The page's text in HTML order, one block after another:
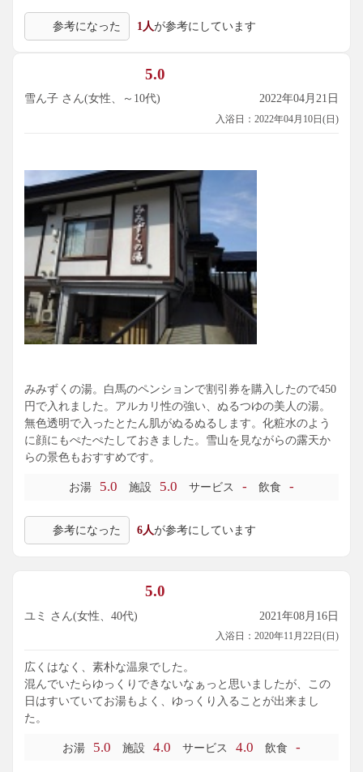
参考になった 1人が参考にしています
5.0
雪ん子 さん(女性、～10代) 2022年04月21日
入浴日：2022年04月10日(日)
みみずくの湯。白馬のペンションで割引券を購入したので450
円で入れました。アルカリ性の強い、ぬるつゆの美人の湯。
無色透明で入ったとたん肌がぬるぬるします。化粧水のよう
に顔にもぺたぺたしておきました。雪山を見ながらの露天か
らの景色もおすすめです。
お湯 5.0 施設 5.0 サービス - 飲食 -
参考になった 6人が参考にしています
5.0
ユミ さん(女性、40代) 2021年08月16日
入浴日：2020年11月22日(日)
広くはなく、素朴な温泉でした。
混んでいたらゆっくりできないなぁっと思いましたが、この
日はすいていてお湯もよく、ゆっくり入ることが出来まし
た。
お湯 5.0 施設 4.0 サービス 4.0 飲食 -